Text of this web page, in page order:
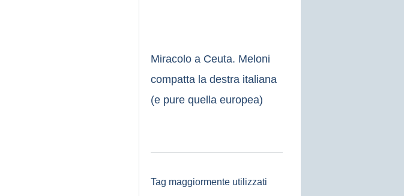
Miracolo a Ceuta. Meloni
compatta la destra italiana
(e pure quella europea)
Tag maggiormente utilizzati